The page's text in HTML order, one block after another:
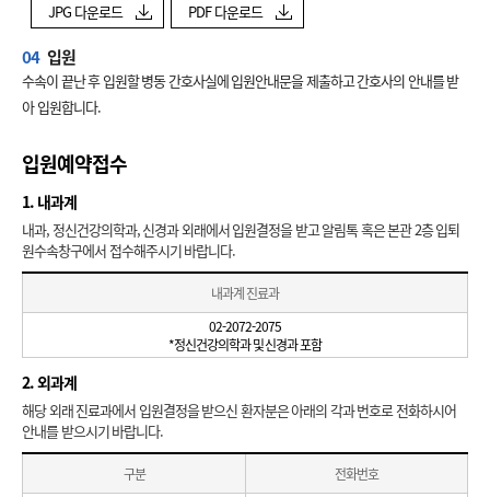
JPG 다운로드 PDF 다운로드
04 입원
수속이 끝난 후 입원할 병동 간호사실에 입원안내문을 제출하고 간호사의 안내를 받
아 입원합니다.
입원예약접수
1. 내과계
내과, 정신건강의학과, 신경과 외래에서 입원결정을 받고 알림톡 혹은 본관 2층 입퇴
원수속창구에서 접수해주시기 바랍니다.
내과계 진료과
02-2072-2075
*정신건강의학과 및 신경과 포함
2. 외과계
해당 외래 진료과에서 입원결정을 받으신 환자분은 아래의 각과 번호로 전화하시어
안내를 받으시기 바랍니다.
구분 전화번호